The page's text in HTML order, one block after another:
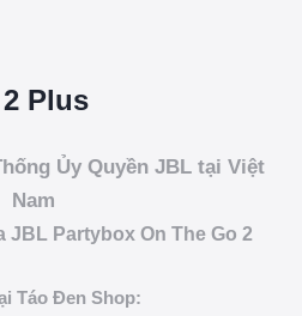
Plus
Ủy Quyền JBL tại Việt
Nam
On The Go 2
Táo Đen Shop: